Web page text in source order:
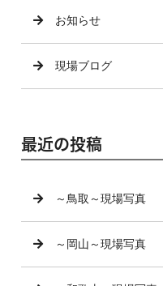
お知らせ
現場ブログ
最近の投稿
～鳥取～現場写真
～岡山～現場写真